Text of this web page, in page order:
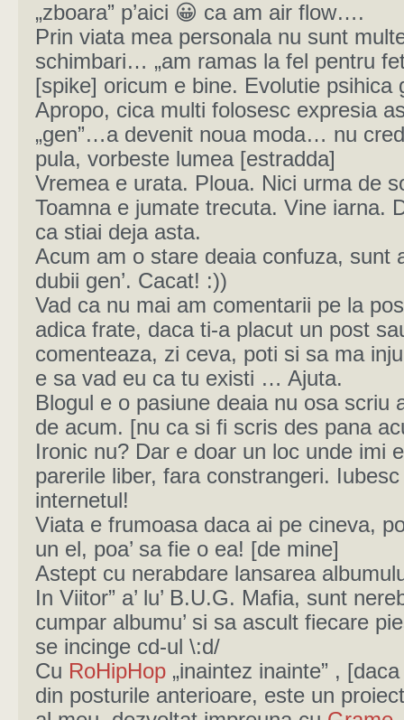
„zboara” p’aici 😀 ca am air flow….
Prin viata mea personala nu sunt
schimbari… „am ramas la fel pentru
[spike] oricum e bine. Evolutie psihica
Apropo, cica multi folosesc expresia
„gen”…a devenit noua moda… nu
pula, vorbeste lumea [estradda]
Vremea e urata. Ploua. Nici urma de
Toamna e jumate trecuta. Vine iarna.
ca stiai deja asta.
Acum am o stare deaia confuza, sunt
dubii gen’. Cacat! :))
Vad ca nu mai am comentarii pe la
adica frate, daca ti-a placut un post
comenteaza, zi ceva, poti si sa ma
e sa vad eu ca tu existi … Ajuta.
Blogul e o pasiune deaia nu osa scriu
de acum. [nu ca si fi scris des pana
Ironic nu? Dar e doar un loc unde imi
parerile liber, fara constrangeri. Iubesc
internetul!
Viata e frumoasa daca ai pe cineva,
un el, poa’ sa fie o ea! [de mine]
Astept cu nerabdare lansarea
In Viitor” a’ lu’ B.U.G. Mafia, sunt
cumpar albumu’ si sa ascult fiecare
se incinge cd-ul \:d/
Cu RoHipHop„inaintez inainte” ,
din posturile anterioare, este un